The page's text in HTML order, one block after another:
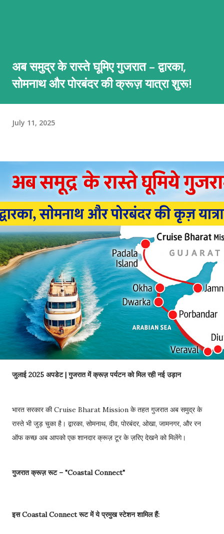
अब समुद्र के रास्ते घूमिए गुजरात – द्वारका,
सोमनाथ और पोरबंदर की क्रूज़ यात्रा शुरू!
July 11, 2025
जुलाई 2025 अपडेट | गुजरात में क्रूज़ पर्यटन को मिल रही नई उड़ान
भारत सरकार की Cruise Bharat Mission के तहत गुजरात अब समुद्र के
रास्ते भी जुड़ चुका है। द्वारका, सोमनाथ, दीव, पोरबंदर, ओखा, जामनगर, और रन
ऑफ कच्छ अब आपको एक शानदार क्रूज़ टूर के ज़रिए देखने को मिलेंगे।
गुजरात क्रूज़ रूट – "Coastal Connect"
इस Coastal Connect रूट में ये प्रमुख स्टेशन शामिल हैं: